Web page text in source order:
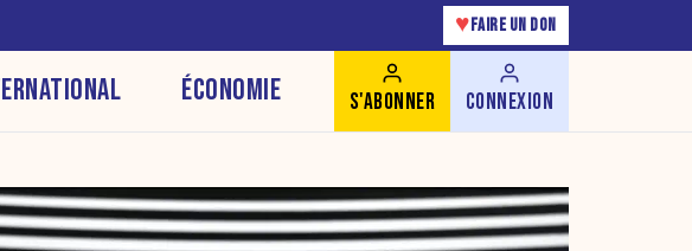
♥ FAIRE UN DON
ÉCONOMIE S'ABONNER CONNEXION